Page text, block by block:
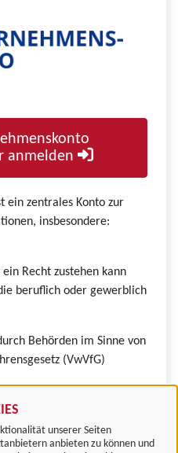
unserer Seiten
anbieten zu können und
anmelden
ein zentrales Konto zur
insbesondere:
Recht zustehen kann
beruflich oder gewerblich
Behörden im Sinne von
(VwVfG)